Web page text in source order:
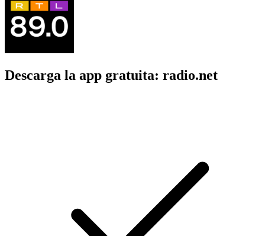
Descarga la app gratuita: radio.net